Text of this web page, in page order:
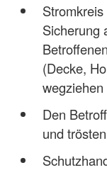
Sicherung
(Decke,
wegziehen
Den
und trösten